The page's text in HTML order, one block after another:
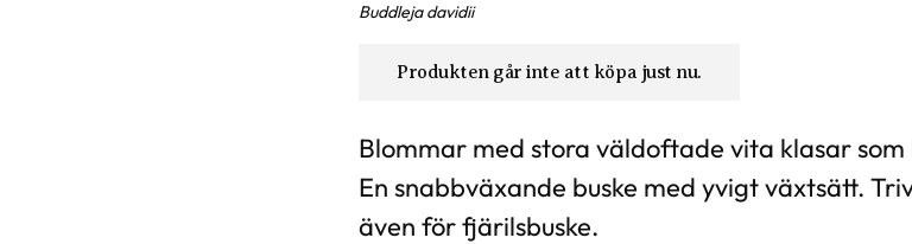
Buddleja davidii
Produkten går inte att köpa just nu.
Blommar med stora väldoftade vita klasar
En snabbväxande buske med yvigt växtsätt.
även för fjärilsbuske.